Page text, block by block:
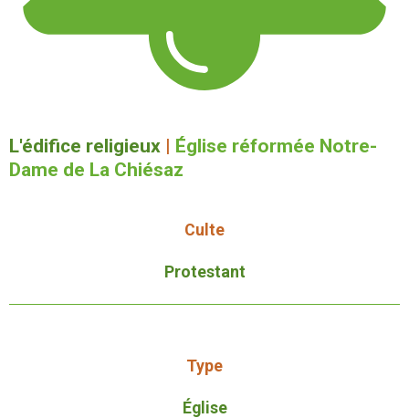
L'édifice religieux | Église réformée Notre-
Dame de La Chiésaz
Culte
Protestant
Type
Église